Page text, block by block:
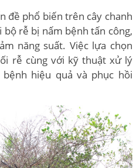
đề phổ biến trên cây chanh
bộ rễ bị nấm bệnh tấn công,
năng suất. Việc lựa chọn
rễ cùng với kỹ thuật xử lý
hiệu quả và phục hồi